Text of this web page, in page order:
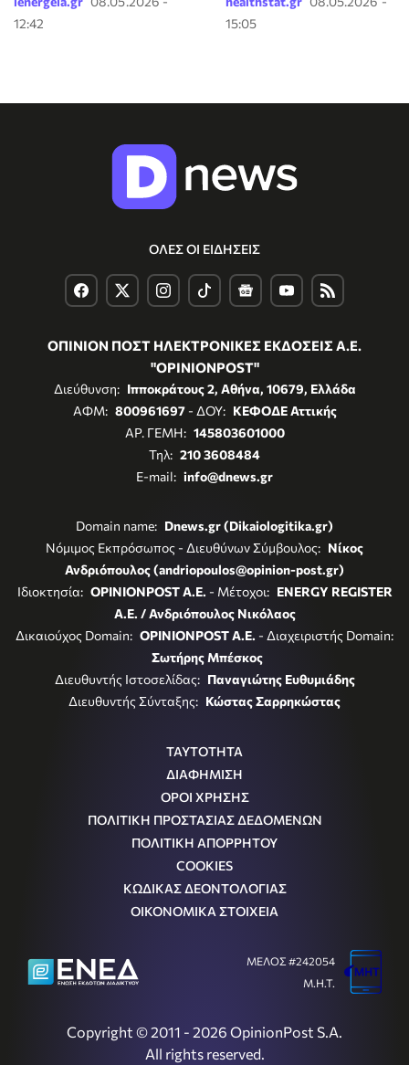
12:42
15:05
ΟΛΕΣ ΟΙ ΕΙΔΗΣΕΙΣ
ΟΠΙΝΙΟΝ ΠΟΣΤ ΗΛΕΚΤΡΟΝΙΚΕΣ ΕΚΔΟΣΕΙΣ Α.Ε.
"OPINIONPOST"
Διεύθυνση: Ιπποκράτους 2, Αθήνα, 10679, Ελλάδα
ΑΦΜ: 800961697- ΔΟΥ: ΚΕΦΟΔΕ Αττικής
ΑΡ. ΓΕΜΗ: 145803601000
Τηλ: 210 3608484
E-mail: info@dnews.gr
Domain name: Dnews.gr (Dikaiologitika.gr)
Νόμιμος Εκπρόσωπος - Διευθύνων Σύμβουλος: Νίκος
Ανδριόπουλος (andriopoulos@opinion-post.gr)
Ιδιοκτησία: OPINIONPOST A.E. - Μέτοχοι: ENERGY REGISTER
Α.Ε. / Ανδριόπουλος Νικόλαος
Δικαιούχος Domain: OPINIONPOST A.E. - Διαχειριστής Domain:
Σωτήρης Μπέσκος
Διευθυντής Ιστοσελίδας: Παναγιώτης Ευθυμιάδης
Διευθυντής Σύνταξης: Κώστας Σαρρηκώστας
ΤΑΥΤΟΤΗΤΑ
ΔΙΑΦΗΜΙΣΗ
ΟΡΟΙ ΧΡΗΣΗΣ
ΠΟΛΙΤΙΚΗ ΠΡΟΣΤΑΣΙΑΣ ΔΕΔΟΜΕΝΩΝ
ΠΟΛΙΤΙΚΗ ΑΠΟΡΡΗΤΟΥ
COOKIES
ΚΩΔΙΚΑΣ ΔΕΟΝΤΟΛΟΓΙΑΣ
ΟΙΚΟΝΟΜΙΚΑ ΣΤΟΙΧΕΙΑ
Copyright © 2011 - 2026 OpinionPost S.A.
All rights reserved.
ΜΕΛΟΣ #242054
Μ.Η.Τ.